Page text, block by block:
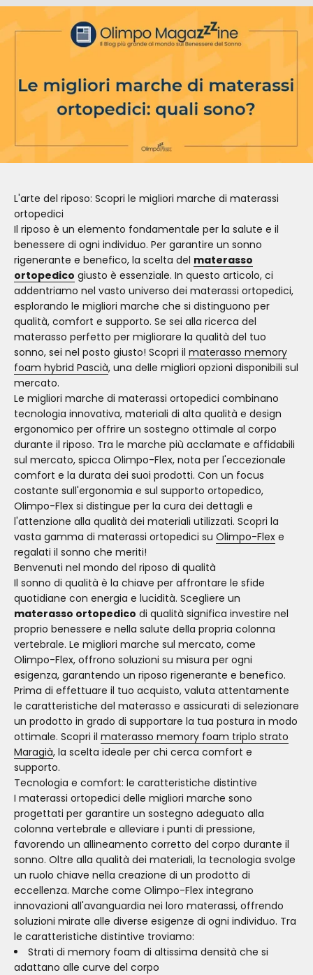
L'arte del riposo: Scopri le migliori marche di materassi
ortopedici
Il riposo è un elemento fondamentale per la salute e il
benessere di ogni individuo. Per garantire un sonno
rigenerante e benefico, la scelta del materasso
ortopedico giusto è essenziale. In questo articolo, ci
addentriamo nel vasto universo dei materassi ortopedici,
esplorando le migliori marche che si distinguono per
qualità, comfort e supporto. Se sei alla ricerca del
materasso perfetto per migliorare la qualità del tuo
sonno, sei nel posto giusto! Scopri il materasso memory
foam hybrid Pascià, una delle migliori opzioni disponibili sul
mercato.
Le migliori marche di materassi ortopedici combinano
tecnologia innovativa, materiali di alta qualità e design
ergonomico per offrire un sostegno ottimale al corpo
durante il riposo. Tra le marche più acclamate e affidabili
sul mercato, spicca Olimpo-Flex, nota per l'eccezionale
comfort e la durata dei suoi prodotti. Con un focus
costante sull'ergonomia e sul supporto ortopedico,
Olimpo-Flex si distingue per la cura dei dettagli e
l'attenzione alla qualità dei materiali utilizzati. Scopri la
vasta gamma di materassi ortopedici su Olimpo-Flex e
regalati il sonno che meriti!
Benvenuti nel mondo del riposo di qualità
Il sonno di qualità è la chiave per affrontare le sfide
quotidiane con energia e lucidità. Scegliere un
materasso ortopedico di qualità significa investire nel
proprio benessere e nella salute della propria colonna
vertebrale. Le migliori marche sul mercato, come
Olimpo-Flex, offrono soluzioni su misura per ogni
esigenza, garantendo un riposo rigenerante e benefico.
Prima di effettuare il tuo acquisto, valuta attentamente
le caratteristiche del materasso e assicurati di selezionare
un prodotto in grado di supportare la tua postura in modo
ottimale. Scopri il materasso memory foam triplo strato
Maragià, la scelta ideale per chi cerca comfort e
supporto.
Tecnologia e comfort: le caratteristiche distintive
I materassi ortopedici delle migliori marche sono
progettati per garantire un sostegno adeguato alla
colonna vertebrale e alleviare i punti di pressione,
favorendo un allineamento corretto del corpo durante il
sonno. Oltre alla qualità dei materiali, la tecnologia svolge
un ruolo chiave nella creazione di un prodotto di
eccellenza. Marche come Olimpo-Flex integrano
innovazioni all'avanguardia nei loro materassi, offrendo
soluzioni mirate alle diverse esigenze di ogni individuo. Tra
le caratteristiche distintive troviamo:
Strati di memory foam di altissima densità che si
adattano alle curve del corpo